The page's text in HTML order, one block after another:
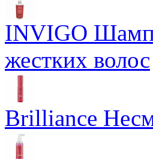
INVIGO
жестких волос
Brilliance